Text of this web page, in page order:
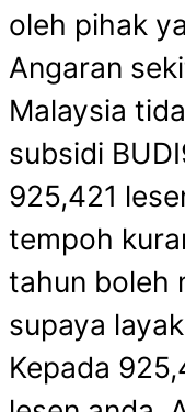
oleh pihak
Angaran
Malaysia
subsidi
925,421
tempoh
tahun boleh
supaya
Kepada